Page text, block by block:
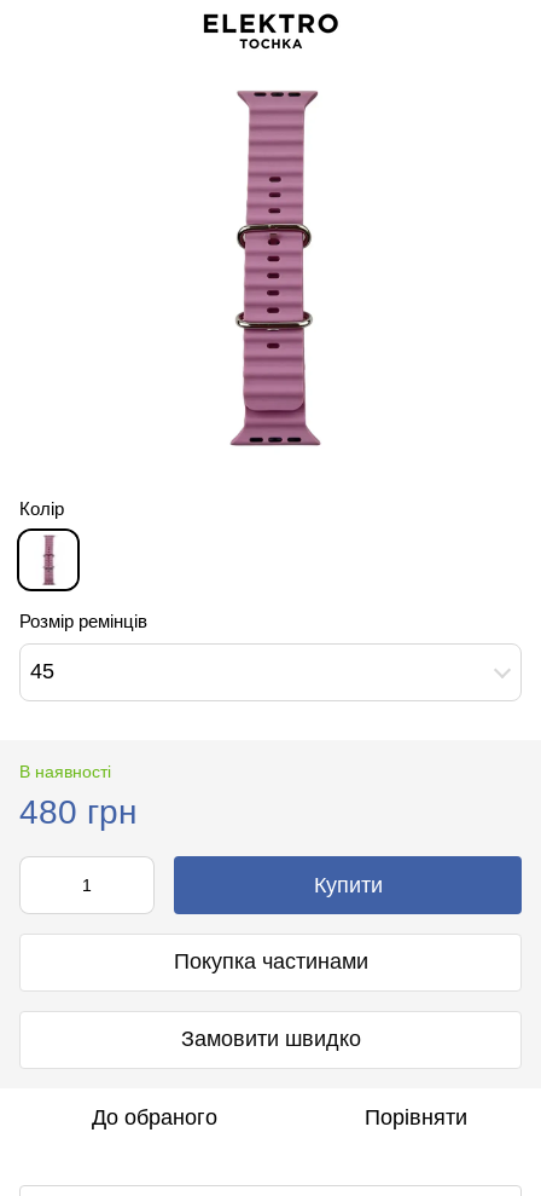
Колір
Розмір ремінців
45
В наявності
480 грн
Купити
Покупка частинами
Замовити швидко
До обраного Порівняти